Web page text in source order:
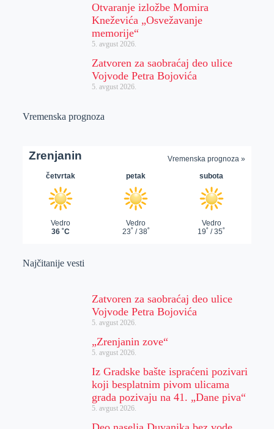
Otvaranje izložbe Momira
Kneževića „Osvežavanje
memorije“
5. avgust 2026.
Zatvoren za saobraćaj deo ulice
Vojvode Petra Bojovića
5. avgust 2026.
Vremenska prognoza
Najčitanije vesti
Zatvoren za saobraćaj deo ulice
Vojvode Petra Bojovića
5. avgust 2026.
„Zrenjanin zove“
5. avgust 2026.
Iz Gradske bašte ispraćeni pozivari
koji besplatnim pivom ulicama
grada pozivaju na 41. „Dane piva“
5. avgust 2026.